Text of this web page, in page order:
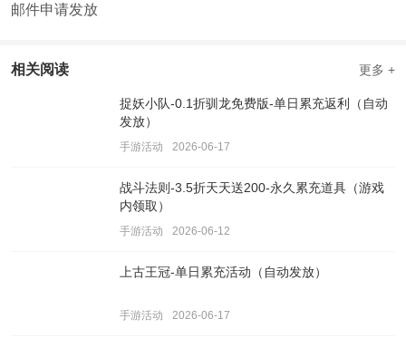
邮件申请发放
相关阅读 更多 +
捉妖小队-0.1折驯龙免费版-单日累充返利（自动
发放）
手游活动 2026-06-17
战斗法则-3.5折天天送200-永久累充道具（游戏
内领取）
手游活动 2026-06-12
上古王冠-单日累充活动（自动发放）
手游活动 2026-06-17